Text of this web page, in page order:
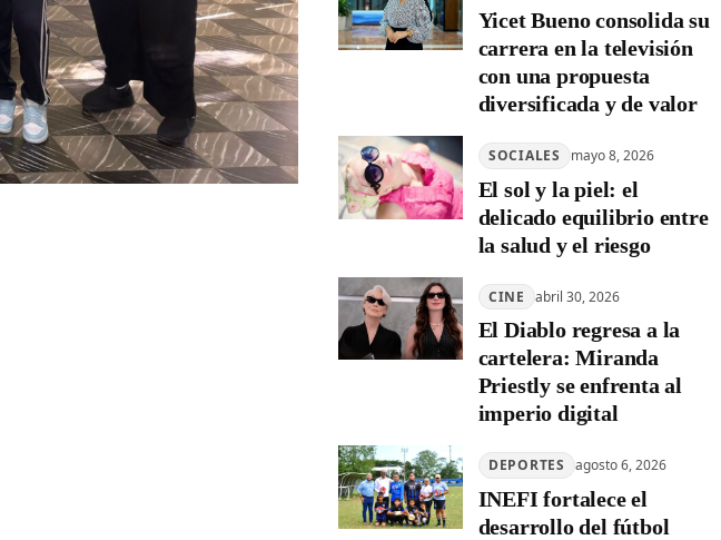
Yicet Bueno consolida su
carrera en la televisión
con una propuesta
diversificada y de valor
SOCIALES mayo 8, 2026
El sol y la piel: el
delicado equilibrio entre
la salud y el riesgo
CINE abril 30, 2026
El Diablo regresa a la
cartelera: Miranda
Priestly se enfrenta al
imperio digital
DEPORTES agosto 6, 2026
INEFI fortalece el
desarrollo del fútbol